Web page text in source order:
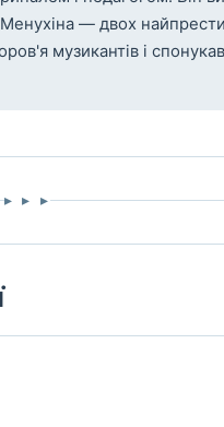
— двох
музикантів і
▸ ▸ ▸